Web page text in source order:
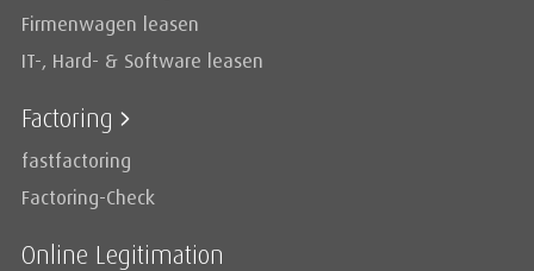
Firmenwagen leasen
IT-, Hard- & Software leasen
Factoring
fastfactoring
Factoring-Check
Online Legitimation